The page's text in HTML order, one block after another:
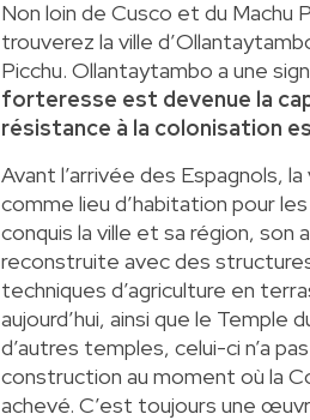
Non loin de Cusco et du Machu
trouverez la ville
Picchu. Ollantaytambo a une
forteresse est devenue la
résistance à la colonisation
Avant l’arrivée des Espagnols,
comme lieu d’habitation pour
conquis la ville et sa région, son
reconstruite avec des
techniques d’agriculture en
aujourd’hui, ainsi que le Temple
d’autres temples, celui-ci n’a
construction au moment où la
achevé. C’est toujours une